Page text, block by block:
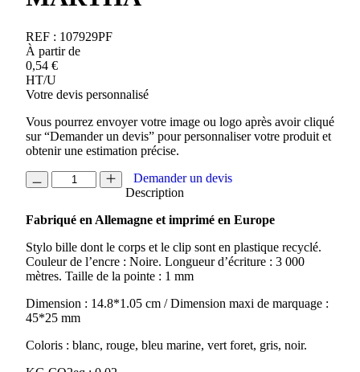
REF : 107929PF
À partir de
0,54 €
HT/U
Votre devis personnalisé
Vous pourrez envoyer votre image ou logo après avoir cliqué
sur “Demander un devis” pour personnaliser votre produit et
obtenir une estimation précise.
quantité
de
BILLE
MATIERE
RECYCLE
MARTHA
Demander un devis
Description
Fabriqué en Allemagne et imprimé en Europe
Stylo bille dont le corps et le clip sont en plastique recyclé.
Couleur de l’encre : Noire. Longueur d’écriture : 3 000
mètres. Taille de la pointe : 1 mm
Dimension : 14.8*1.05 cm / Dimension maxi de marquage :
45*25 mm
Coloris : blanc, rouge, bleu marine, vert foret, gris, noir.